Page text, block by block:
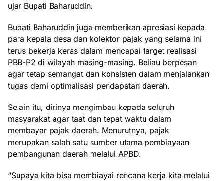
ujar Bupati Baharuddin.
Bupati Baharuddin juga memberikan apresiasi kepada
para kepala desa dan kolektor pajak yang selama ini
terus bekerja keras dalam mencapai target realisasi
PBB-P2 di wilayah masing-masing. Beliau berpesan
agar tetap semangat dan konsisten dalam menjalankan
tugas demi optimalisasi pendapatan daerah.
Selain itu, dirinya mengimbau kepada seluruh
masyarakat agar taat dan tepat waktu dalam
membayar pajak daerah. Menurutnya, pajak
merupakan salah satu sumber utama pembiayaan
pembangunan daerah melalui APBD.
“Supaya kita bisa membiayai rencana kerja kita melalui